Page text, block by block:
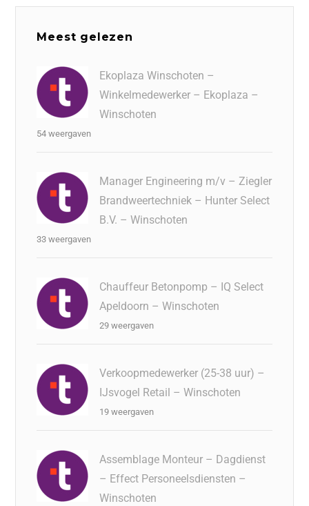
Meest gelezen
Ekoplaza Winschoten –
Winkelmedewerker – Ekoplaza –
Winschoten
54 weergaven
Manager Engineering m/v – Ziegler
Brandweertechniek – Hunter Select
B.V. – Winschoten
33 weergaven
Chauffeur Betonpomp – IQ Select
Apeldoorn – Winschoten
29 weergaven
Verkoopmedewerker (25-38 uur) –
IJsvogel Retail – Winschoten
19 weergaven
Assemblage Monteur – Dagdienst
– Effect Personeelsdiensten –
Winschoten